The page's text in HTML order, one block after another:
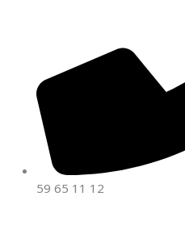
59 65 11 12